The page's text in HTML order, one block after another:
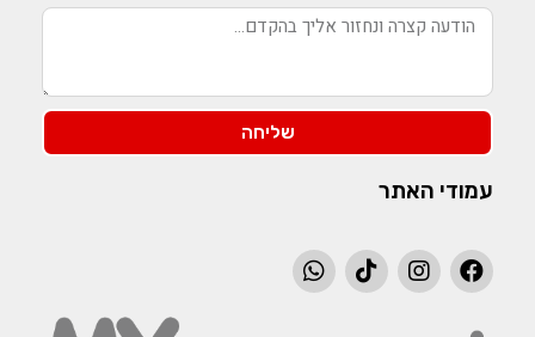
שליחה
עמודי האתר